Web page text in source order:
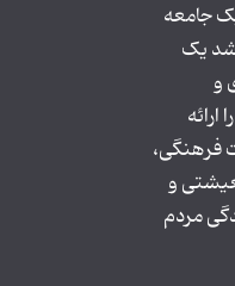
جامعه
یک
و
فرهنگی،
و
مردم